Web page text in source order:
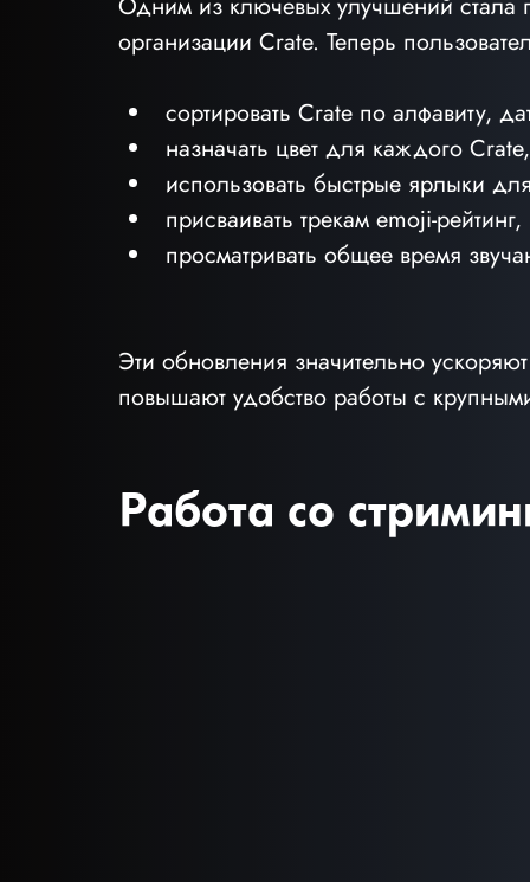
Одним из ключевых улучшений стала
организации Crate. Теперь
сортировать Crate по алфавиту,
назначать цвет для каждого
использовать быстрые ярлыки
присваивать трекам emoji-
просматривать общее время
Эти обновления значительно
повышают удобство работы с
Работа со